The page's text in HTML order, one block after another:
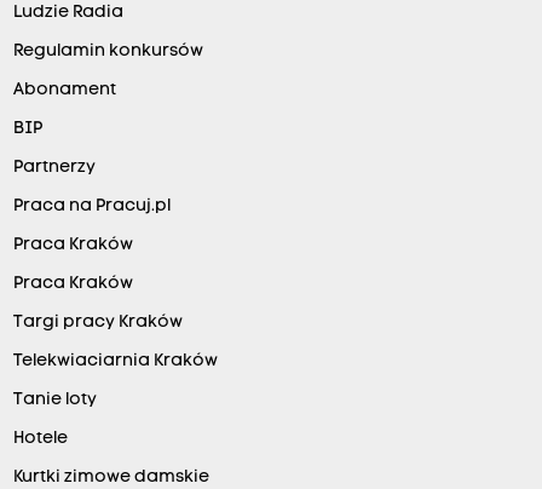
Ludzie Radia
Regulamin konkursów
Abonament
BIP
Partnerzy
Praca na Pracuj.pl
Praca Kraków
Praca Kraków
Targi pracy Kraków
Telekwiaciarnia Kraków
Tanie loty
Hotele
Kurtki zimowe damskie